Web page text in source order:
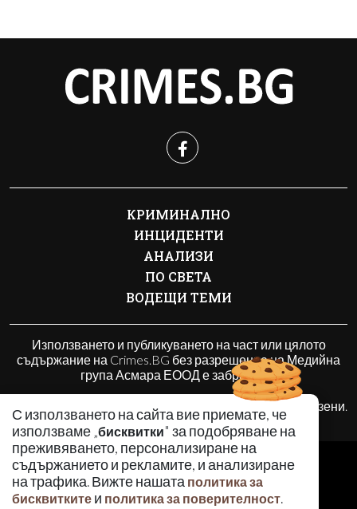
С използването на сайта вие приемате, че
използваме „бисквитки" за подобряване на
преживяването, персонализиране на
съдържанието и рекламите, и анализиране
на трафика. Вижте нашата политика за
бисквитките и политика за поверителност.
КРИМИНАЛНО
ИНЦИДЕНТИ
АНАЛИЗИ
ПО СВЕТА
ВОДЕЩИ ТЕМИ
Използването и публикуването на част или цялото
съдържание на Crimes.BG без разрешение на Медийна
група Асмара ЕООД е забранено.
© 2010 - 2026 | Crimes.BG. Всички права запазени.
РЕКЛАМА
КОНТАКТИ
ОБЩИ УСЛОВИЯ